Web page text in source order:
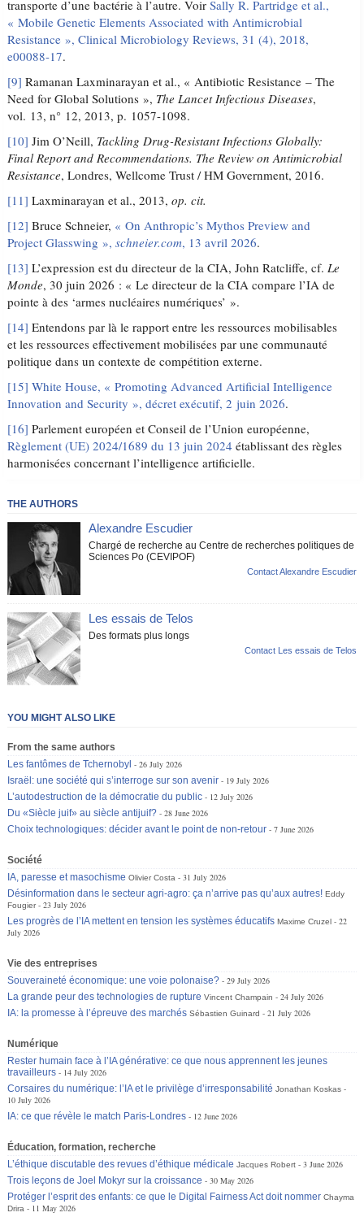
transporte d’une bactérie à l’autre. VoirSally R. Partridge et al.,
« Mobile Genetic Elements Associated with Antimicrobial
Resistance », Clinical Microbiology Reviews, 31 (4), 2018,
e00088-17.
[9] Ramanan Laxminarayan et al., « Antibiotic Resistance – The
Need for Global Solutions », The Lancet Infectious Diseases,
vol. 13, n° 12, 2013, p. 1057-1098.
[10] Jim O’Neill, Tackling Drug-Resistant Infections Globally:
Final Report and Recommendations. The Review on Antimicrobial
Resistance, Londres, Wellcome Trust / HM Government, 2016.
[11] Laxminarayan et al., 2013,op. cit.
[12] Bruce Schneier, « On Anthropic’s Mythos Preview and
Project Glasswing »,schneier.com, 13 avril 2026.
[13] L’expression est du directeur de la CIA, John Ratcliffe, cf. Le
Monde, 30 juin 2026 : « Le directeur de la CIA compare l’IA de
pointe à des ‘armes nucléaires numériques’ ».
[14] Entendons par là le rapport entre les ressources mobilisables
et les ressources effectivement mobilisées par une communauté
politique dans un contexte de compétition externe.
[15] White House, « Promoting Advanced Artificial Intelligence
Innovation and Security », décret exécutif, 2 juin 2026.
[16] Parlement européen et Conseil de l’Union européenne,
Règlement (UE) 2024/1689 du 13 juin 2024 établissant des règles
harmonisées concernant l’intelligence artificielle.
THE AUTHORS
Alexandre Escudier
Chargé de recherche au Centre de recherches politiques de
Sciences Po (CEVIPOF)
Contact Alexandre Escudier
Les essais de Telos
Des formats plus longs
Contact Les essais de Telos
YOU MIGHT ALSO LIKE
From the same authors
Les fantômes de Tchernobyl
26 July 2026
Israël: une société qui s’interroge sur son avenir
19 July 2026
L’autodestruction de la démocratie du public
12 July 2026
Du «Siècle juif» au siècle antijuif?
28 June 2026
Choix technologiques: décider avant le point de non-retour
7 June 2026
Société
IA, paresse et masochisme Olivier Costa
31 July 2026
Désinformation dans le secteur agri-agro: ça n’arrive pas qu’aux autres! Eddy
Fougier
23 July 2026
Les progrès de l’IA mettent en tension les systèmes éducatifs Maxime Cruzel
22
July 2026
Vie des entreprises
Souveraineté économique: une voie polonaise?
29 July 2026
La grande peur des technologies de rupture Vincent Champain
24 July 2026
IA: la promesse à l’épreuve des marchés Sébastien Guinard 21 July 2026
Numérique
Rester humain face à l’IA générative: ce que nous apprennent les jeunes
travailleurs
14 July 2026
Corsaires du numérique: l’IA et le privilège d’irresponsabilité Jonathan Koskas
10 July 2026
IA: ce que révèle le match Paris-Londres
12 June 2026
Éducation, formation, recherche
L’éthique discutable des revues d’éthique médicale Jacques Robert
3 June 2026
Trois leçons de Joel Mokyr sur la croissance
30 May 2026
Protéger l’esprit des enfants: ce que le Digital Fairness Act doit nommer Chayma
Drira
11 May 2026